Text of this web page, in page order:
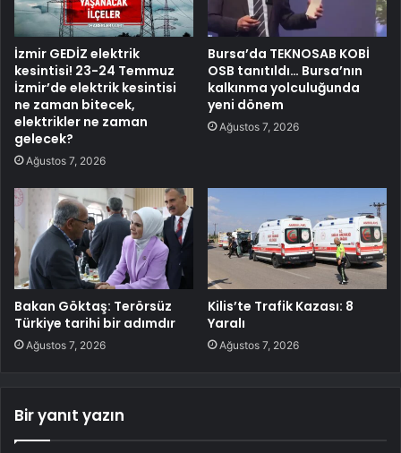
İzmir GEDİZ elektrik
kesintisi! 23-24 Temmuz
İzmir’de elektrik kesintisi
ne zaman bitecek,
elektrikler ne zaman
gelecek?
Ağustos 7, 2026
Bursa’da TEKNOSAB KOBİ
OSB tanıtıldı… Bursa’nın
kalkınma yolculuğunda
yeni dönem
Ağustos 7, 2026
Bakan Göktaş: Terörsüz
Türkiye tarihi bir adımdır
Ağustos 7, 2026
Kilis’te Trafik Kazası: 8
Yaralı
Ağustos 7, 2026
Bir yanıt yazın